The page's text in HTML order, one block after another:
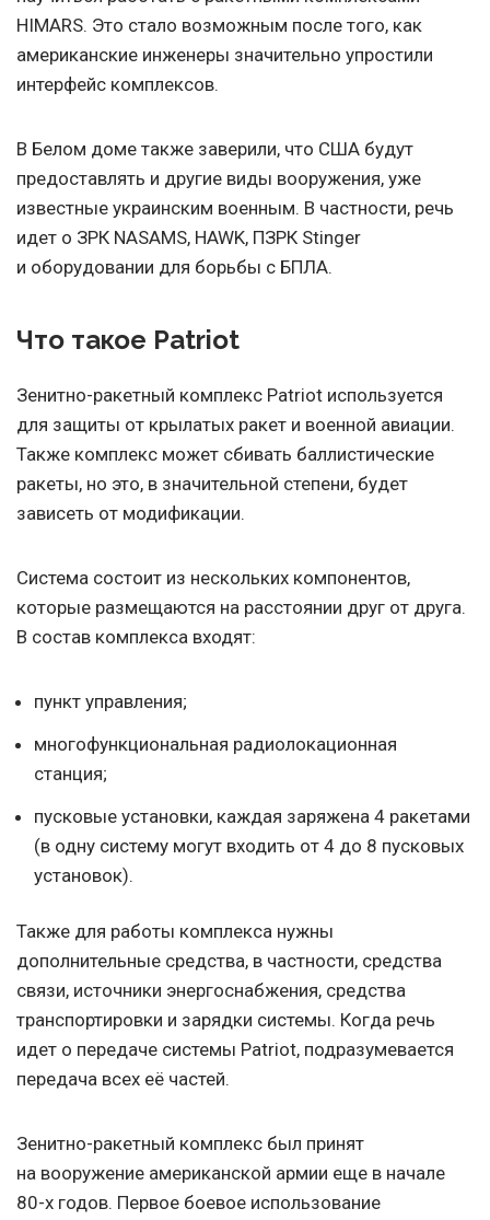
HIMARS. Это стало возможным после того, как
американские инженеры значительно упростили
интерфейс комплексов.
В Белом доме также заверили, что США будут
предоставлять и другие виды вооружения, уже
известные украинским военным. В частности, речь
идет о ЗРК NASAMS, HAWK, ПЗРК Stinger
и оборудовании для борьбы с БПЛА.
Что такое Patriot
Зенитно-ракетный комплекс Patriot используется
для защиты от крылатых ракет и военной авиации.
Также комплекс может сбивать баллистические
ракеты, но это, в значительной степени, будет
зависеть от модификации.
Система состоит из нескольких компонентов,
которые размещаются на расстоянии друг от друга.
В состав комплекса входят:
пункт управления;
многофункциональная радиолокационная
станция;
пусковые установки, каждая заряжена 4 ракетами
(в одну систему могут входить от 4 до 8 пусковых
установок).
Также для работы комплекса нужны
дополнительные средства, в частности, средства
связи, источники энергоснабжения, средства
транспортировки и зарядки системы. Когда речь
идет о передаче системы Patriot, подразумевается
передача всех её частей.
Зенитно-ракетный комплекс был принят
на вооружение американской армии еще в начале
80-х годов. Первое боевое использование